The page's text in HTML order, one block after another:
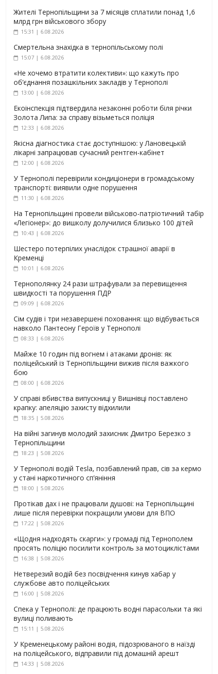
Жителі Тернопільщини за 7 місяців сплатили понад 1,6
млрд грн військового збору
15:31 | 6.08.2026
Смертельна знахідка в тернопільському полі
15:07 | 6.08.2026
«Не хочемо втратити колективи»: що кажуть про
об’єднання позашкільних закладів у Тернополі
13:00 | 6.08.2026
Екоінспекція підтвердила незаконні роботи біля річки
Золота Липа: за справу візьметься поліція
12:33 | 6.08.2026
Якісна діагностика стає доступнішою: у Лановецькій
лікарні запрацював сучасний рентген-кабінет
12:00 | 6.08.2026
У Тернополі перевірили кондиціонери в громадському
транспорті: виявили одне порушення
11:30 | 6.08.2026
На Тернопільщині провели військово-патріотичний табір
«Легіонер»: до вишколу долучилися близько 100 дітей
10:43 | 6.08.2026
Шестеро потерпілих унаслідок страшної аварії в
Кременці
10:01 | 6.08.2026
Тернополянку 24 рази штрафували за перевищення
швидкості та порушення ПДР
09:09 | 6.08.2026
Сім судів і три незавершені поховання: що відбувається
навколо Пантеону Героїв у Тернополі
08:33 | 6.08.2026
Майже 10 годин під вогнем і атаками дронів: як
поліцейський із Тернопільщини вижив після важкого
бою
08:00 | 6.08.2026
У справі вбивства випускниці у Вишнівці поставлено
крапку: апеляцію захисту відхилили
18:35 | 5.08.2026
На війні загинув молодий захисник Дмитро Березко з
Тернопільщини
18:23 | 5.08.2026
У Тернополі водій Tesla, позбавлений прав, сів за кермо
у стані наркотичного сп’яніння
18:00 | 5.08.2026
Протікав дах і не працювали душові: на Тернопільщині
лише після перевірки покращили умови для ВПО
17:22 | 5.08.2026
«Щодня надходять скарги»: у громаді під Тернополем
просять поліцію посилити контроль за мотоциклістами
16:38 | 5.08.2026
Нетверезий водій без посвідчення кинув хабар у
службове авто поліцейських
16:00 | 5.08.2026
Спека у Тернополі: де працюють водні парасольки та які
вулиці поливають
15:11 | 5.08.2026
У Кременецькому районі водія, підозрюваного в наїзді
на поліцейського, відправили під домашній арешт
14:33 | 5.08.2026